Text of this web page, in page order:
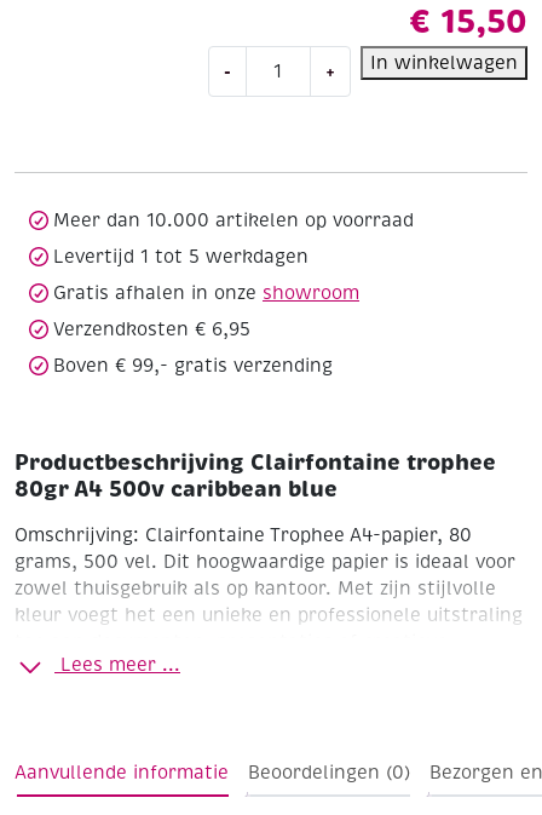
€ 15,50
-
trophee
blue
aantal
+ In winkelwagen
Meer dan 10.000 artikelen op voorraad
Levertijd 1 tot 5 werkdagen
Gratis afhalen in onze showroom
Verzendkosten € 6,95
Boven € 99,- gratis verzending
Productbeschrijving Clairfontaine trophee
80gr A4 500v caribbean blue
Omschrijving: Clairfontaine Trophee A4-papier, 80
grams, 500 vel. Dit hoogwaardige papier is ideaal voor
zowel thuisgebruik als op kantoor. Met zijn stijlvolle
kleur voegt het een unieke en professionele uitstraling
projecten. Het papier is geschikt voor zowel inkjet- als
Perfect voor veelzijdig gebruik, waaronder rapporten,
flyers of uitnodigingen.Belangrijkste kenmerken:
Lees meer ...
Aanvullende informatie Beoordelingen (0) Bezorgen